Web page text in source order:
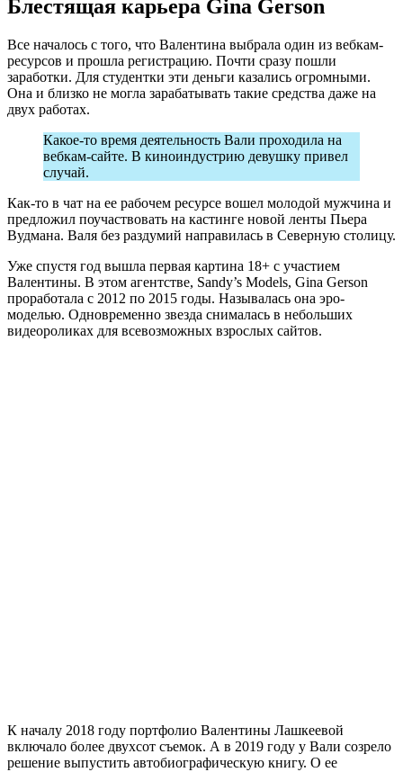
Блестящая карьера Gina Gerson
Все началось с того, что Валентина выбрала один из вебкам-
ресурсов и прошла регистрацию. Почти сразу пошли
заработки. Для студентки эти деньги казались огромными.
Она и близко не могла зарабатывать такие средства даже на
двух работах.
Какое-то время деятельность Вали проходила на
вебкам-сайте. В киноиндустрию девушку привел
случай.
Как-то в чат на ее рабочем ресурсе вошел молодой мужчина и
предложил поучаствовать на кастинге новой ленты Пьера
Вудмана. Валя без раздумий направилась в Северную столицу.
Уже спустя год вышла первая картина 18+ с участием
Валентины. В этом агентстве, Sandy’s Models, Gina Gerson
проработала с 2012 по 2015 годы. Называлась она эро-
моделью. Одновременно звезда снималась в небольших
видеороликах для всевозможных взрослых сайтов.
К началу 2018 году портфолио Валентины Лашкеевой
включало более двухсот съемок. А в 2019 году у Вали созрело
решение выпустить автобиографическую книгу. О ее